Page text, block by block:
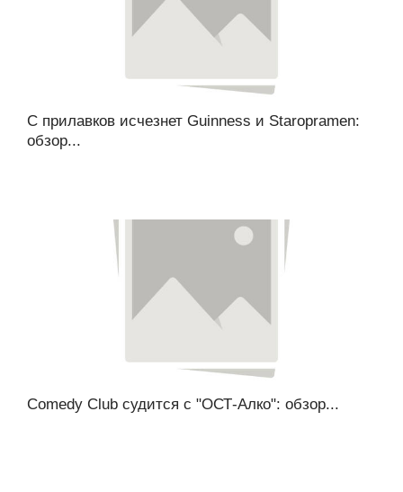
C прилавков исчезнет Guinness и Staropramen:
обзор...
Comedy Club судится с "ОСТ-Алко": обзор...